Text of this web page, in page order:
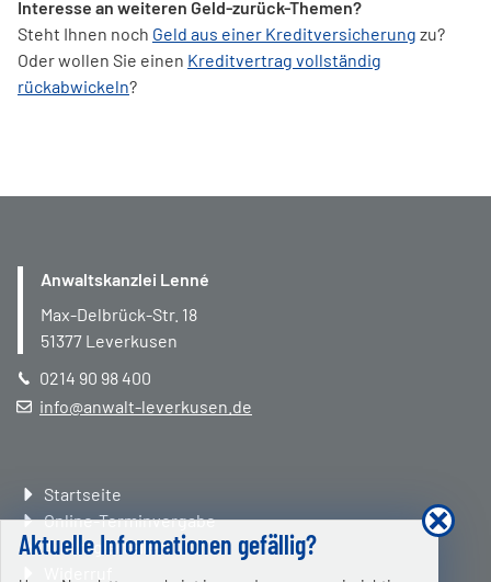
Interesse an weiteren Geld-zurück-Themen?
Steht Ihnen noch Geld aus einer Kreditversicherung zu?
Oder wollen Sie einen Kreditvertrag vollständig
rückabwickeln?
Aktuelle Informationen gefällig?
Anwaltskanzlei Lenné
Max-Delbrück-Str. 18
51377 Leverkusen
0214 90 98 400
info@anwalt-leverkusen.de
Navigation
überspringen
Startseite
Online-Terminvergabe
Auftrag erteilen